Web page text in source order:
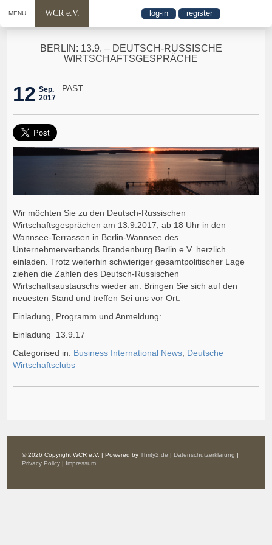
MENU WCR e.V. log-in register
BERLIN: 13.9. – DEUTSCH-RUSSISCHE
WIRTSCHAFTSGESPRÄCHE
12 Sep.
2017
PAST
Wir möchten Sie zu den Deutsch-Russischen
Wirtschaftsgesprächen am 13.9.2017, ab 18 Uhr in den
Wannsee-Terrassen in Berlin-Wannsee des
Unternehmerverbands Brandenburg Berlin e.V. herzlich
einladen. Trotz weiterhin schwieriger gesamtpolitischer Lage
ziehen die Zahlen des Deutsch-Russischen
Wirtschaftsaustauschs wieder an. Bringen Sie sich auf den
neuesten Stand und treffen Sei uns vor Ort.
Einladung, Programm und Anmeldung:
Einladung_13.9.17
Categorised in: Business International News Deutsche
Wirtschaftsclubs
© 2026 Copyright WCR e.V. | Powered byThrity2.de | Datenschutzerklärung |
Privacy Policy | Impressum